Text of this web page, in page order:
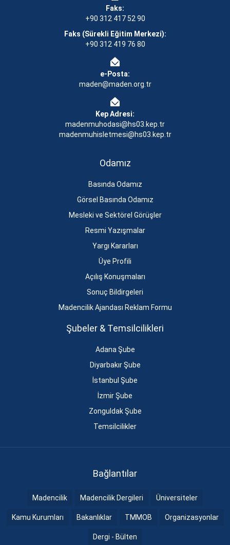
Faks:
+90 312 417 52 90
Faks (Sürekli Eğitim Merkezi):
+90 312 419 76 80
e-Posta:
maden@maden.org.tr
Kep Adresi:
madenmuhodasi@hs03.kep.tr
madenmuhisletmesi@hs03.kep.tr
Odamız
Basında Odamız
Görsel Basında Odamız
Mesleki ve Sektörel Görüşler
Resmi Yazışmalar
Yargı Kararları
Üye Profili
Açılış Konuşmaları
Sonuç Bildirgeleri
Madencilik Ajandası Reklam Formu
Şubeler & Temsilcilikleri
Adana Şube
Diyarbakır Şube
İstanbul Şube
İzmir Şube
Zonguldak Şube
Temsilcilikler
Bağlantılar
Madencilik Madencilik Dergileri Üniversiteler
Kamu Kurumları Bakanlıklar TMMOB Organizasyonlar
Dergi - Bülten